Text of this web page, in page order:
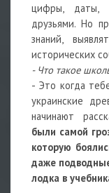
цифры, даты,
друзьями. Но
знаний,
исторических
- Что такое
- Это когда
украинские
начинают
были самой
которую
даже
лодка в